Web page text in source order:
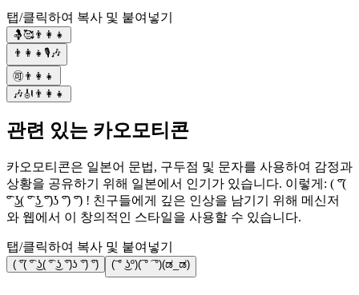
탭/클릭하여 복사 및 붙여넣기
🤱🥰👨‍👩‍👧
👨‍👩‍👧🎙️🎶
🉑👨‍👩‍👧
🎶🎻👨‍👩‍👧
관련 있는 카오모티콘
카오모티콘은 일본어 문법, 구두점 및 문자를 사용하여 감정과
상황을 공유하기 위해 일본에서 인기가 있습니다. 이렇게: ( ͡°(
͡° ͜ʖ( ͡° ͜ʖ ͡°)ʖ ͡°) ͡°) ! 친구들에게 깊은 인상을 남기기 위해 메신저
와 웹에서 이 창의적인 스타일을 사용할 수 있습니다.
탭/클릭하여 복사 및 붙여넣기
( ͡°( ͡° ͜ʖ( ͡° ͜ʖ ͡°)ʖ ͡°) ͡°) (͝ ° ͜ʖº)(͡ ° ͡ °)(ಡ_ಡ)